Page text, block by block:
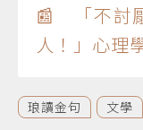
📰 「不討
人！」心理
琅讀金句 文學